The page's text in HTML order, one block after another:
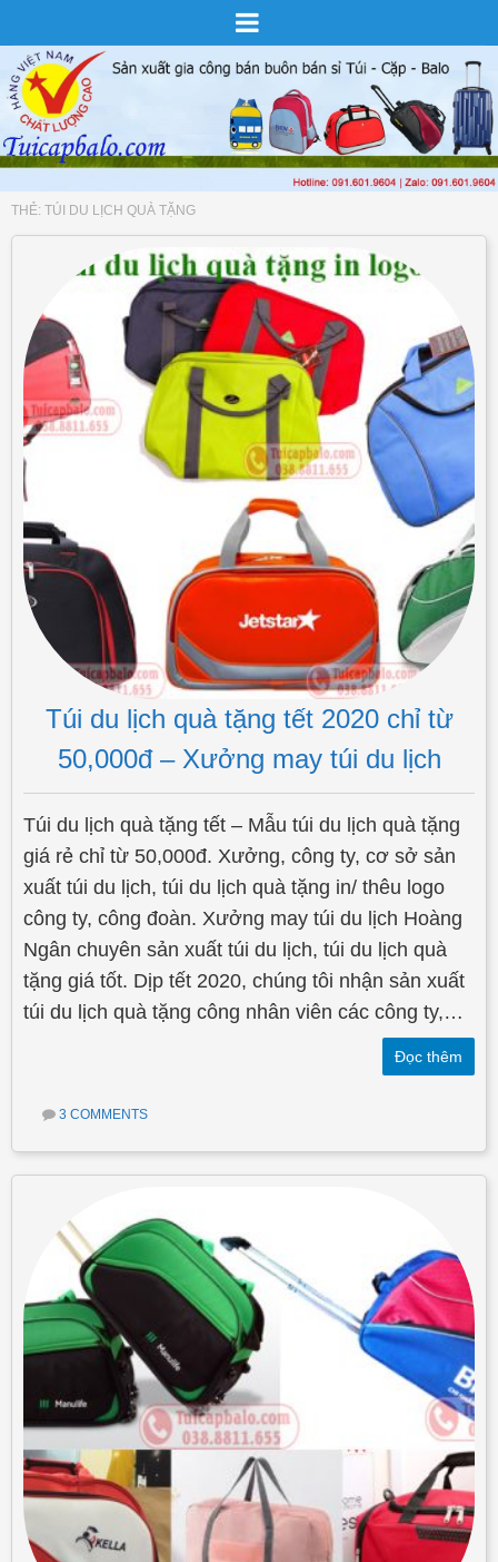
THẺ: TÚI DU LỊCH QUÀ TẶNG
Túi du lịch quà tặng tết 2020 chỉ từ
50,000đ – Xưởng may túi du lịch
Túi du lịch quà tặng tết – Mẫu túi du lịch quà tặng
giá rẻ chỉ từ 50,000đ. Xưởng, công ty, cơ sở sản
xuất túi du lịch, túi du lịch quà tặng in/ thêu logo
công ty, công đoàn. Xưởng may túi du lịch Hoàng
Ngân chuyên sản xuất túi du lịch, túi du lịch quà
tặng giá tốt. Dịp tết 2020, chúng tôi nhận sản xuất
túi du lịch quà tặng công nhân viên các công ty,…
Đọc thêm
3 COMMENTS